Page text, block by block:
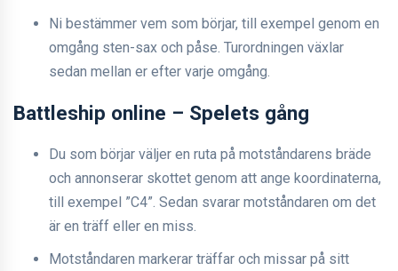
Ni bestämmer vem som börjar, till exempel genom en
omgång sten-sax och påse. Turordningen växlar
sedan mellan er efter varje omgång.
Battleship online – Spelets gång
Du som börjar väljer en ruta på motståndarens bräde
och annonserar skottet genom att ange koordinaterna,
till exempel ”C4”. Sedan svarar motståndaren om det
är en träff eller en miss.
Motståndaren markerar träffar och missar på sitt